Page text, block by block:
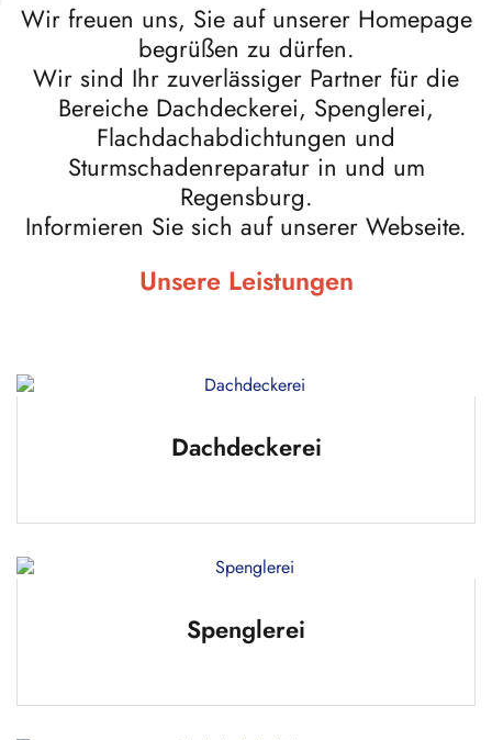
Wir freuen uns, Sie auf unserer Homepage
begrüßen zu dürfen.
Wir sind Ihr zuverlässiger Partner für die
Bereiche Dachdeckerei, Spenglerei,
Flachdachabdichtungen und
Sturmschadenreparatur in und um
Regensburg.
Informieren Sie sich auf unserer Webseite.
Unsere Leistungen
Dachdeckerei
Spenglerei